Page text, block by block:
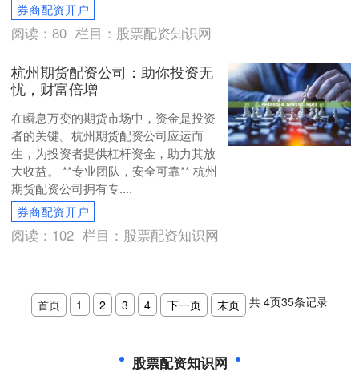
券商配资开户
阅读：80 栏目： 股票配资知识网
杭州期货配资公司：助你投资无
忧，财富倍增
在瞬息万变的期货市场中，资金是投资
者的关键。杭州期货配资公司应运而
生，为投资者提供杠杆资金，助力其放
大收益。 **专业团队，安全可靠** 杭州
期货配资公司拥有专....
券商配资开户
阅读： 102 栏目： 股票配资知识网
首页 1 2 3 4 下一页 末页 共4页35条记录
股票配资知识网